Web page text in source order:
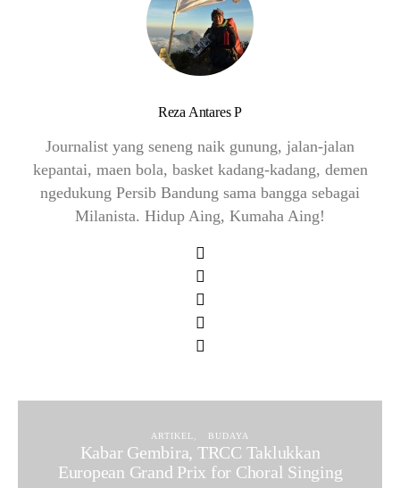
Reza Antares P
Journalist yang seneng naik gunung, jalan-jalan
kepantai, maen bola, basket kadang-kadang, demen
ngedukung Persib Bandung sama bangga sebagai
Milanista. Hidup Aing, Kumaha Aing!
ARTIKEL BUDAYA
Kabar Gembira, TRCC Taklukkan
European Grand Prix for Choral Singing